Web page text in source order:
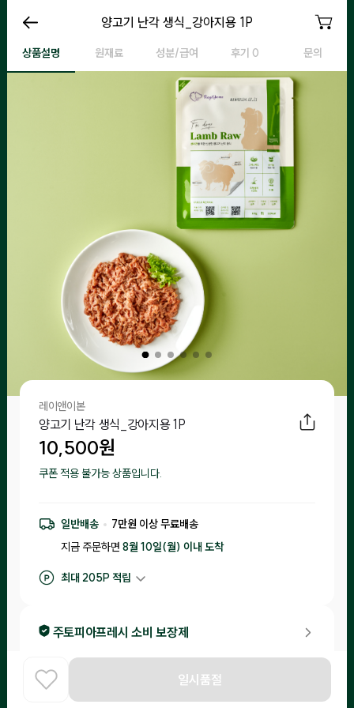
강아지용 양고기 난각 생식
양고기 난각 생식_강아지용 1P
상품설명 원재료 성분/급여 후기 0 문의
강아지용 양고기 난각 생식
레이앤이본
양고기 난각 생식_강아지용 1P
10,500원
쿠폰 적용 불가능 상품입니다.
일반배송 7만원 이상 무료배송
지금 주문하면 8월 10일(월) 이내 도착
최대205P 적립
주토피아프레시 소비 보장제
입고일 기준 1일-15일 이내 제조된 제품만 입고돼요.
•소비기한이 20일 이내 남은 제품은 체험을 신청한 고객님들께 랜
덤으로 배송해드리니 편하게 급여해 보세요!
홈
일시품절